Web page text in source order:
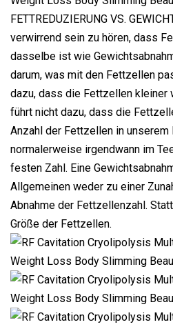
FETTREDUZIERUNG VS.
verwirrend sein zu hören, dass
dasselbe ist wie
darum, was mit den Fettzellen
dazu, dass die Fettzellen kleiner
führt nicht dazu, dass die
Anzahl der Fettzellen in unserem
normalerweise irgendwann im
festen Zahl. Eine
Allgemeinen weder zu einer
Abnahme der Fettzellenzahl.
Größe der Fettzellen.